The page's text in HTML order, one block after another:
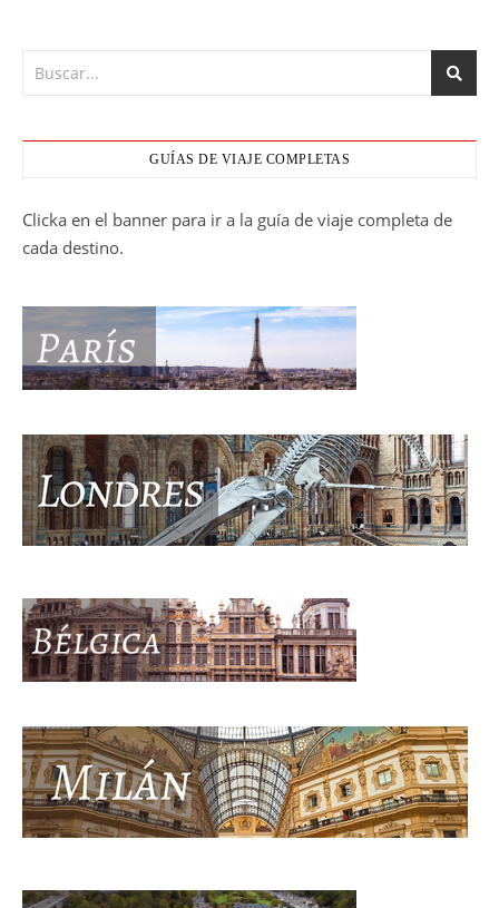
GUÍAS DE VIAJE COMPLETAS
Clicka en el banner para ir a la guía de viaje completa de
cada destino.